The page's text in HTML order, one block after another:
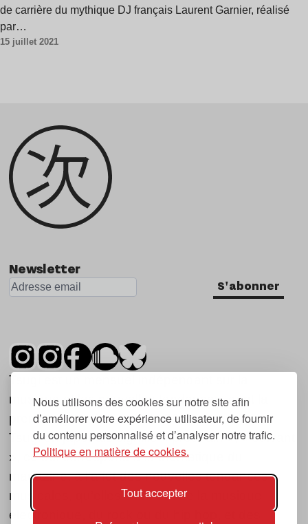
Nous utilisons des cookies sur notre site afin
d’améliorer votre expérience utilisateur, de fournir
du contenu personnalisé et d’analyser notre trafic.
Politique en matière de cookies.
Tout accepter
de carrière du mythique DJ français Laurent Garnier, réalisé
par…
15 juillet 2021
Newsletter
S'abonner
Tsugi est un mensuel indépendant sur la
musique et les nouvelles tendances, dont la
première parution date de 2007.
Tsugi en japonais signifie « prochain », « suivant
», ce qui correspond à la thématique du
magazine, à l’affût des nouvelles tendances
musicales, qu’elles viennent de la musique
électronique, du rock ou du hip hop, et des